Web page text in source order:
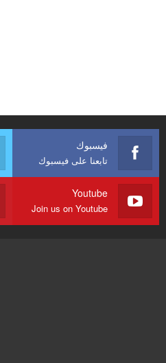
فيسبوك
تابعنا على فيسبوك
Youtube
Join us on Youtube